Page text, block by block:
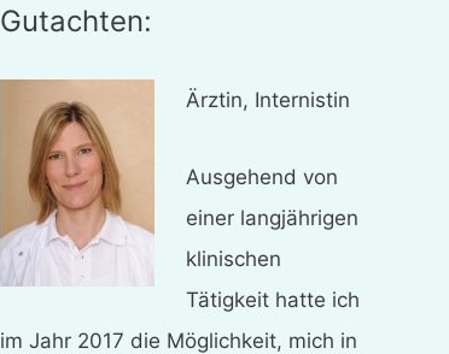
Gutachten:
Ärztin, Internistin
Ausgehend von
einer langjährigen
klinischen
Tätigkeit hatte ich
im Jahr 2017 die Möglichkeit, mich in